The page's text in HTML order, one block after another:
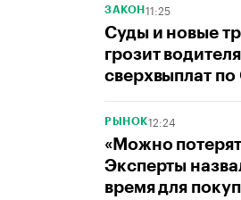
ЗАКОН 11:25
Суды и новые
грозит
сверхвыплат
РЫНОК12:24
«Можно
Эксперты
время для